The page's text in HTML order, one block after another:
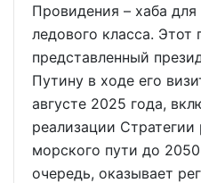
Провидения – хаба для
ледового класса. Этот
представленный
Путину в ходе его
августе 2025 года,
реализации Стратегии
морского пути до
очередь, оказывает